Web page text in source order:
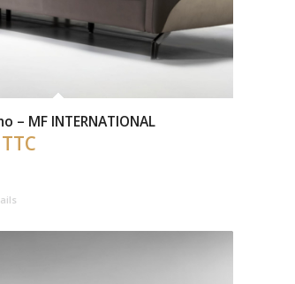
– MF INTERNATIONAL
TTC